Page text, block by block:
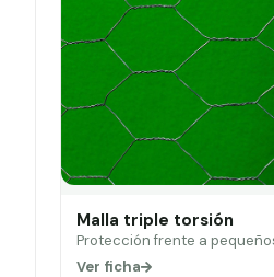
Malla triple torsión
Protección frente a
Ver ficha